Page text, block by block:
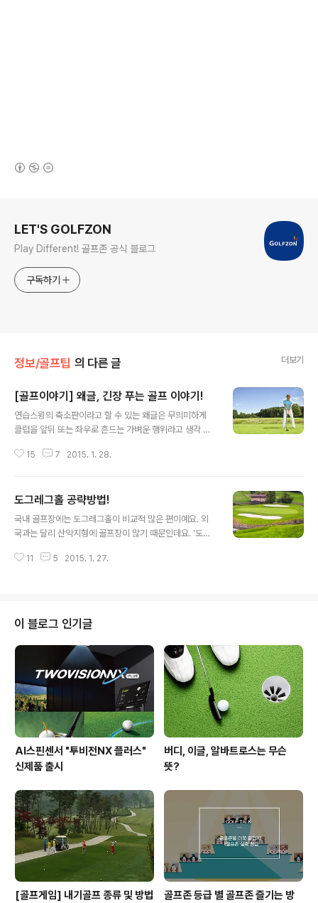
LET'S GOLFZON
Play Different! 골프존 공식 블로그
구독하기
정보/골프팁 의 다른 글 더보기
[골프이야기] 왜글, 긴장 푸는 골프 이야기!
연습스윙의 축소판이라고 할 수 있는 왜글은 무의미하게
클럽을 앞뒤 또는 좌우로 흔드는 가벼운 행위라고 생각 할
들어가 굳어진 몸을 유연하게 풀어줘 자연스러운 스윙이
을 푸는 것! 앞서 말했듯 대부분의 골퍼는 몸의 긴장을 풀고
유연하게 스윙을 하기 위해 왜글을 하죠. 하지만 왜글의 이
점을 최대한 활용하고 싶다면 스윙에서 꼭 해내고자 하는
보강하는 방법으로 사용하면 된답니다. 예를 들어보면 웹
15 7 2015. 1. 28.
도그레그홀 공략방법!
국내 골프장에는 도그레그홀이 비교적 많은 편이예요. 외
국과는 달리 산악지형에 골프장이 많기 때문인데요. '도그
붙여진 이름이죠. 이름 그대로 좌우로 크게 휘어 있는데 골
략하는 방법 알아볼까요? 도그레그홀 공략 방법 클럽선택
최선의 방법은 역시 자신의 실력에 맞게 플레이하는 것이
필요한데요. 그 다음 자신에게 맞는 클럽을 선택하는데, 과
감한 사람은 보내야 할 거리가 어중간할 땐 약간 짧은 클럽
을 선택하고, 섬세한 성격의 사람은 클럽을 여유있게 선택
해 샷하면 된답니다. 도그레그 홀 공략 ..
11 5 2015. 1. 27.
이 블로그 인기글
AI스핀센서 "투비전NX 플러스"
신제품 출시
버디, 이글, 알바트로스는 무슨
뜻?
[골프게임] 내기골프 종류 및 방법
골프존 등급 별 골프존 즐기는 방